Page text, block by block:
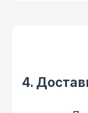
4.